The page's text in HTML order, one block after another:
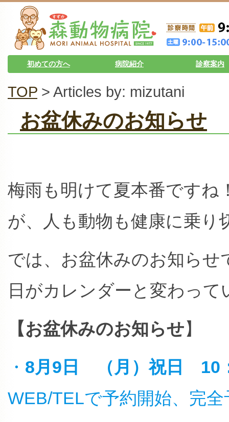
初めての方へ 病院紹介 診察案内
TOP > Articles by: mizutani
お盆休みのお知らせ
梅雨も明けて夏本番ですね
が、人も動物も健康に乗り
では、お盆休みのお知ら
日がカレンダーと変わっ
【お盆休みのお知らせ】
・ 8月9日 （月）祝日 10
WEB/TELで予約開始、完